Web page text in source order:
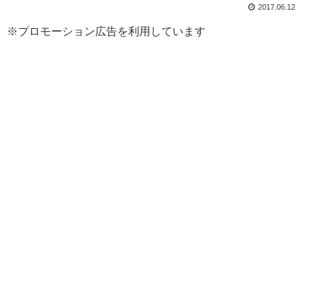
2017.06.12
※プロモーション広告を利用しています